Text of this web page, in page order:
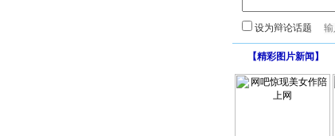
设为辩论话题
【精彩图片新闻 】